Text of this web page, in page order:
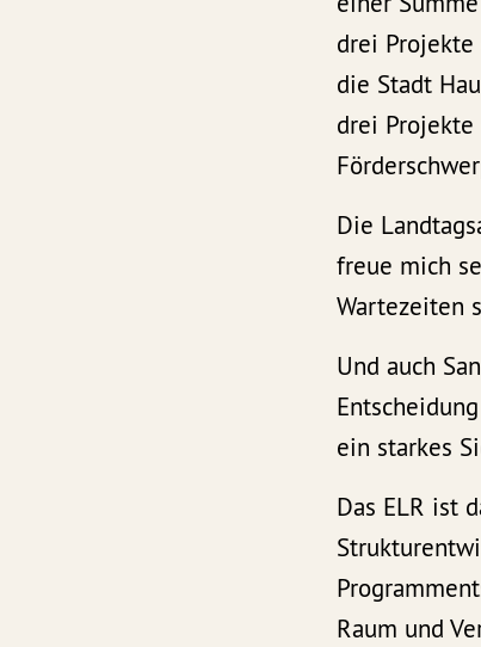
drei
die Stadt
drei
Die
freue mich
Wartezeiten
Und auch
ein starkes
Das ELR ist
Raum und